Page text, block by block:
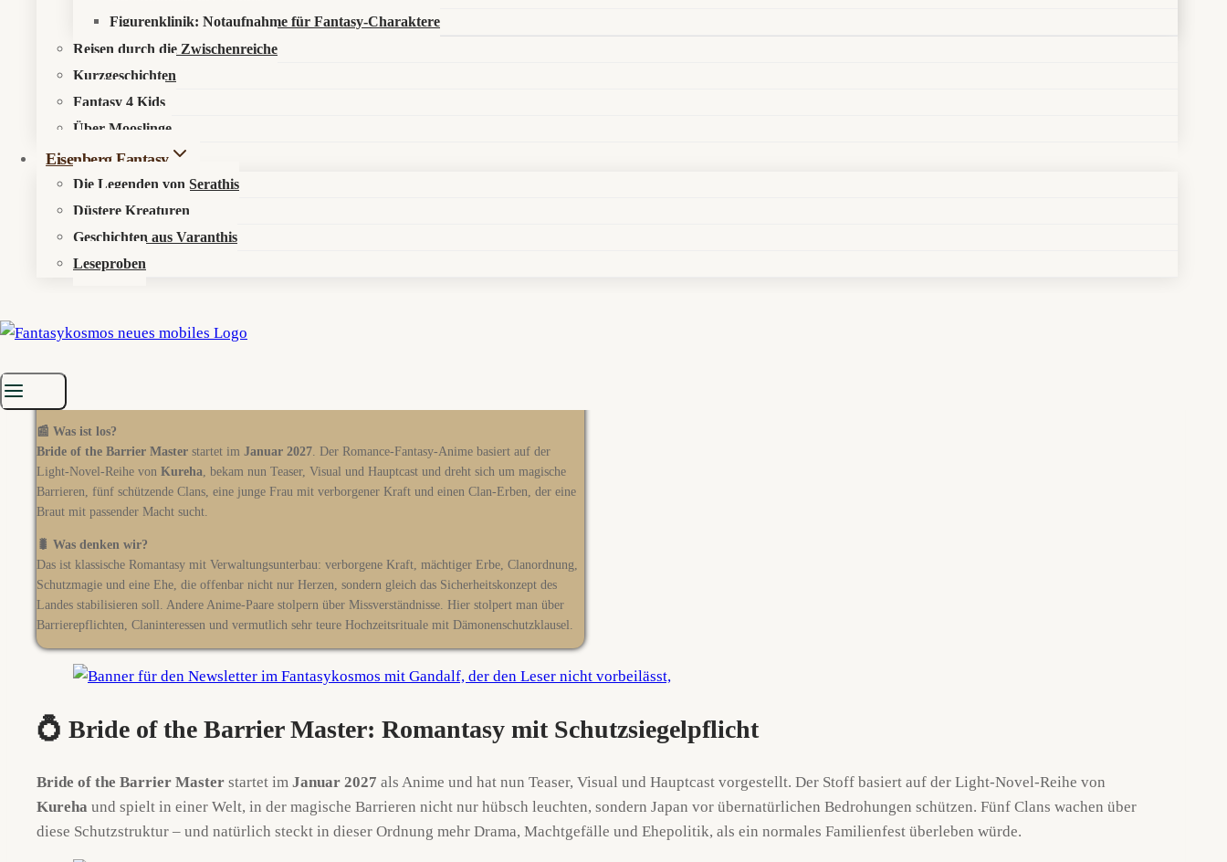
Figurenklinik: Notaufnahme für Fantasy-Charaktere
Reisen durch die Zwischenreiche
Kurzgeschichten
Fantasy 4 Kids
Über Mooslinge
Eisenberg Fantasy
Die Legenden von Serathis
Düstere Kreaturen
Geschichten aus Varanthis
Leseproben
Startseite»Aktuelles
📰 Was ist los?
Bride of the Barrier Master startet im Januar 2027. Der Romance-Fantasy-Anime basiert auf der
Light-Novel-Reihe von Kureha, bekam nun Teaser, Visual und Hauptcast und dreht sich um magische
Barrieren, fünf schützende Clans, eine junge Frau mit verborgener Kraft und einen Clan-Erben, der eine
Braut mit passender Macht sucht.
🐛 Was denken wir?
Das ist klassische Romantasy mit Verwaltungsunterbau: verborgene Kraft, mächtiger Erbe, Clanordnung,
Schutzmagie und eine Ehe, die offenbar nicht nur Herzen, sondern gleich das Sicherheitskonzept des
Landes stabilisieren soll. Andere Anime-Paare stolpern über Missverständnisse. Hier stolpert man über
Barrierepflichten, Claninteressen und vermutlich sehr teure Hochzeitsrituale mit Dämonenschutzklausel.
💍 Bride of the Barrier Master: Romantasy mit Schutzsiegelpflicht
Bride of the Barrier Master startet im Januar 2027 als Anime und hat nun Teaser, Visual und Hauptcast vorgestellt. Der Stoff basiert auf der Light-Novel-Reihe von
Kureha und spielt in einer Welt, in der magische Barrieren nicht nur hübsch leuchten, sondern Japan vor übernatürlichen Bedrohungen schützen. Fünf Clans wachen über
diese Schutzstruktur – und natürlich steckt in dieser Ordnung mehr Drama, Machtgefälle und Ehepolitik, als ein normales Familienfest überleben würde.